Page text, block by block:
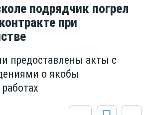
подрядчик погрел
при
предоставлены акты с
о якобы